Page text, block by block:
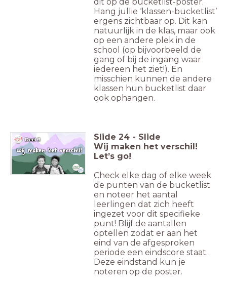
Hang jullie ‘klassen-bucketlist’
ergens zichtbaar op. Dit kan
natuurlijk in de klas, maar ook
op een andere plek in de
school (op bijvoorbeeld de
gang of bij de ingang waar
iedereen het ziet!). En
misschien kunnen de andere
klassen hun bucketlist daar
ook ophangen.
Slide 24 - Slide
Wij maken het verschil!
Let’s go!
Check elke dag of elke week
de punten van de bucketlist
en noteer het aantal
leerlingen dat zich heeft
ingezet voor dit specifieke
punt! Blijf de aantallen
optellen zodat er aan het
eind van de afgesproken
periode een eindscore staat.
Deze eindstand kun je
noteren op de poster.